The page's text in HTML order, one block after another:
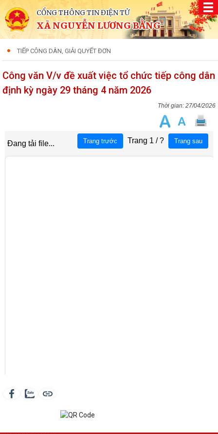
CỔNG THÔNG TIN ĐIỆN TỬ
XÃ NGUYỄN LƯƠNG BẰNG
TIẾP CÔNG DÂN, GIẢI QUYẾT ĐƠN
Công văn V/v đề xuất việc tổ chức tiếp công dân
định kỳ ngày 29 tháng 4 năm 2026
27/04/2026